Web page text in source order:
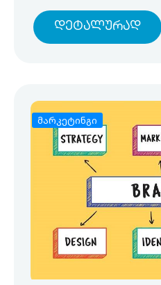
Დეტალურად
მარკეტინგი